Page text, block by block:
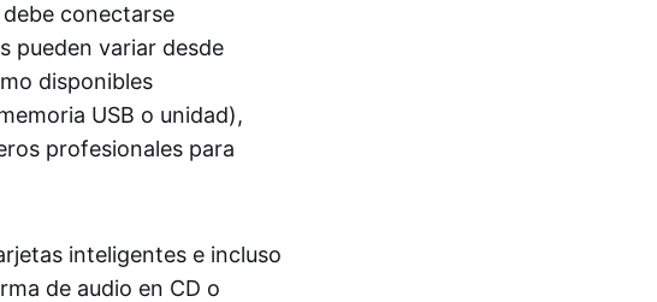
conectarse
pueden variar desde
disponibles
USB o unidad),
profesionales para
inteligentes e incluso
de audio en CD o